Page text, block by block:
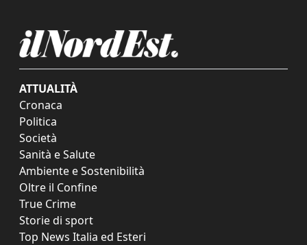
ATTUALITÀ
Cronaca
Politica
Società
Sanità e Salute
Ambiente e Sostenibilità
Oltre il Confine
True Crime
Storie di sport
Top News Italia ed Esteri